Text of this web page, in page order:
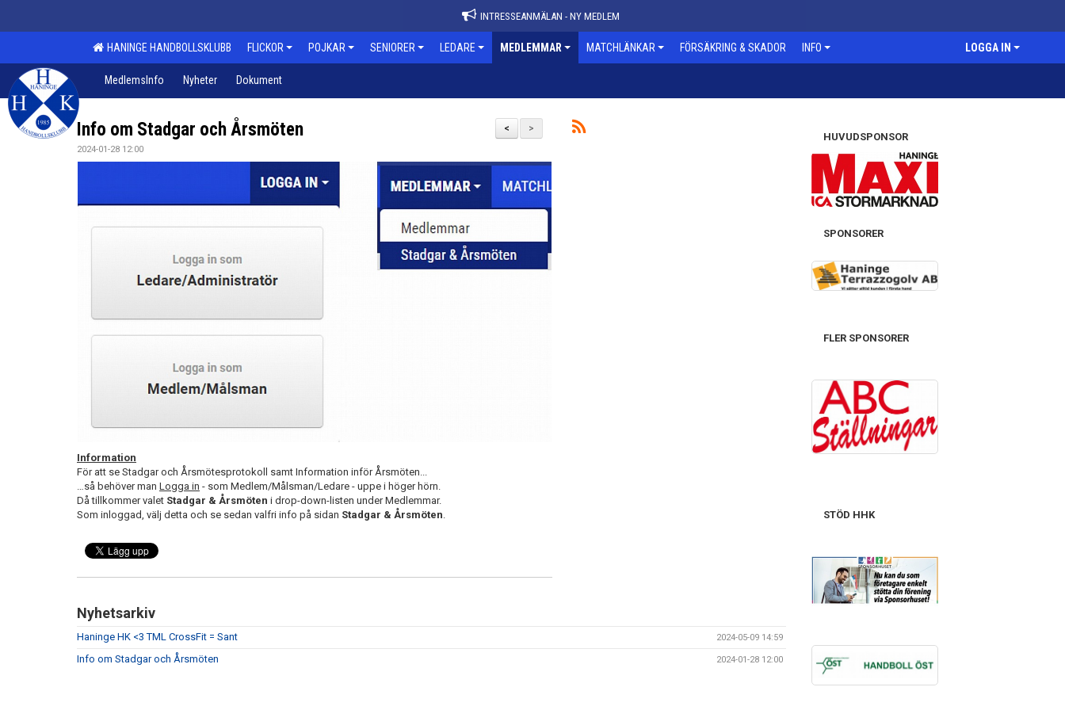
INTRESSEANMÄLAN - NY MEDLEM
HANINGE HANDBOLLSKLUBB FLICKOR POJKAR SENIORER LEDARE MEDLEMMAR MATCHLÄNKAR FÖRSÄKRING & SKADOR INFO LOGGA IN
MedlemsInfo Nyheter Dokument
>
<
Info om Stadgar och Årsmöten
2024-01-28 12:00
Information
För att se Stadgar och Årsmötesprotokoll samt Information inför Årsmöten...
…så behöver man Logga in - som Medlem/Målsman/Ledare - uppe i höger hörn.
Då tillkommer valet Stadgar & Årsmöten i drop-down-listen under Medlemmar.
Som inloggad, välj detta och se sedan valfri info på sidan Stadgar & Årsmöten
Nyhetsarkiv
Haninge HK <3 TML CrossFit = Sant 2024-05-09 14:59
Info om Stadgar och Årsmöten 2024-01-28 12:00
HUVUDSPONSOR
SPONSORER
FLER SPONSORER
STÖD HHK